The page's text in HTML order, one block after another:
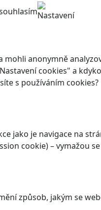
Nastavení
anonymně
cookies" a
s používáním cookies?
jako je navigace na
cookie) – vymažou
způsob, jakým se